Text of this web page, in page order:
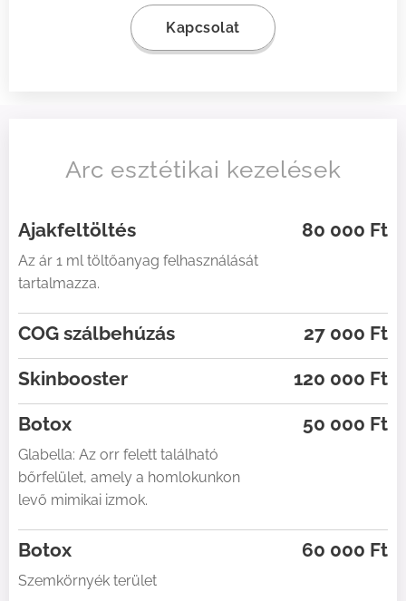
Kapcsolat
Arc esztétikai kezelések
Ajakfeltöltés
Az ár 1 ml töltőanyag felhasználását
tartalmazza.
80 000 Ft
COG szálbehúzás
27 000 Ft
Skinbooster
120 000 Ft
Botox
Glabella: Az orr felett található
bőrfelület, amely a homlokunkon
levő mimikai izmok.
50 000 Ft
Botox
Szemkörnyék terület
60 000 Ft